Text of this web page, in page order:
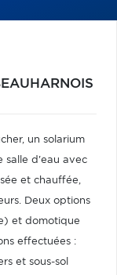
un solarium
salle d'eau avec
et chauffée,
Deux options
et domotique
effectuées :
et sous-sol